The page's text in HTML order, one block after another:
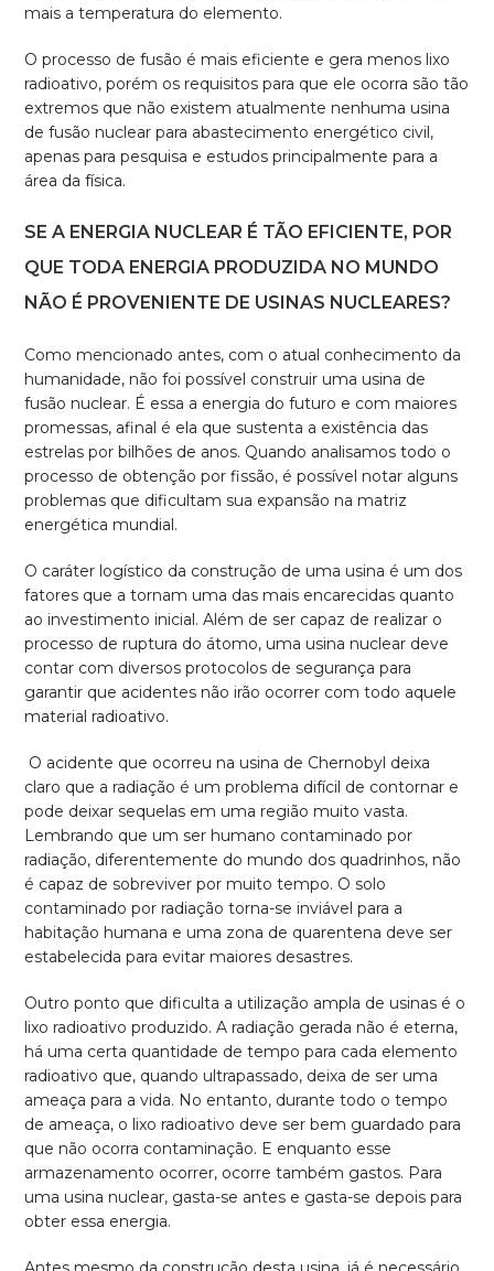
mais a temperatura do elemento.
O processo de fusão é mais eficiente e gera menos lixo
radioativo, porém os requisitos para que ele ocorra são tão
extremos que não existem atualmente nenhuma usina
de fusão nuclear para abastecimento energético civil,
apenas para pesquisa e estudos principalmente para a
área da física.
SE A ENERGIA NUCLEAR É TÃO EFICIENTE, POR
QUE TODA ENERGIA PRODUZIDA NO MUNDO
NÃO É PROVENIENTE DE USINAS NUCLEARES?
Como mencionado antes, com o atual conhecimento da
humanidade, não foi possível construir uma usina de
fusão nuclear. É essa a energia do futuro e com maiores
promessas, afinal é ela que sustenta a existência das
estrelas por bilhões de anos. Quando analisamos todo o
processo de obtenção por fissão, é possível notar alguns
problemas que dificultam sua expansão na matriz
energética mundial.
O caráter logístico da construção de uma usina é um dos
fatores que a tornam uma das mais encarecidas quanto
ao investimento inicial. Além de ser capaz de realizar o
processo de ruptura do átomo, uma usina nuclear deve
contar com diversos protocolos de segurança para
garantir que acidentes não irão ocorrer com todo aquele
material radioativo.
O acidente que ocorreu na usina de Chernobyl deixa
claro que a radiação é um problema difícil de contornar e
pode deixar sequelas em uma região muito vasta.
Lembrando que um ser humano contaminado por
radiação, diferentemente do mundo dos quadrinhos, não
é capaz de sobreviver por muito tempo. O solo
contaminado por radiação torna-se inviável para a
habitação humana e uma zona de quarentena deve ser
estabelecida para evitar maiores desastres.
Outro ponto que dificulta a utilização ampla de usinas é o
lixo radioativo produzido. A radiação gerada não é eterna,
há uma certa quantidade de tempo para cada elemento
radioativo que, quando ultrapassado, deixa de ser uma
ameaça para a vida. No entanto, durante todo o tempo
de ameaça, o lixo radioativo deve ser bem guardado para
que não ocorra contaminação. E enquanto esse
armazenamento ocorrer, ocorre também gastos. Para
uma usina nuclear, gasta-se antes e gasta-se depois para
obter essa energia.